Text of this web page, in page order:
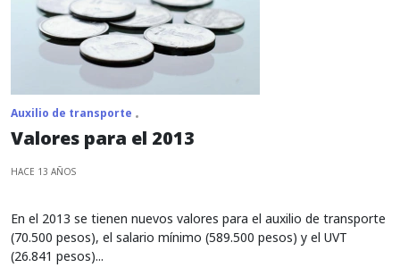
Auxilio de transporte
Valores para el 2013
HACE 13 AÑOS
En el 2013 se tienen nuevos valores para el auxilio de transporte
(70.500 pesos), el salario mínimo (589.500 pesos) y el UVT
(26.841 pesos)...